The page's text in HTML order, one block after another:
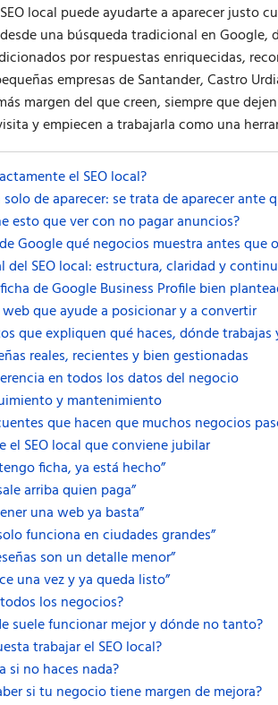
local puede ayudarte a aparecer justo
una búsqueda tradicional en Google,
por respuestas enriquecidas,
empresas de Santander, Castro
margen del que creen, siempre que
y empiecen a trabajarla como una
el SEO local?
de aparecer: se trata de aparecer
esto que ver con no pagar anuncios?
Google qué negocios muestra antes que
del SEO local: estructura, claridad y
de Google Business Profile bien
web que ayude a posicionar y a convertir
que expliquen qué haces, dónde trabajas
reales, recientes y bien gestionadas
en todos los datos del negocio
y mantenimiento
que hacen que muchos negocios
el SEO local que conviene jubilar
ficha, ya está hecho”
arriba quien paga”
una web ya basta”
funciona en ciudades grandes”
son un detalle menor”
una vez y ya queda listo”
los negocios?
suele funcionar mejor y dónde no tanto?
trabajar el SEO local?
si no haces nada?
si tu negocio tiene margen de mejora?